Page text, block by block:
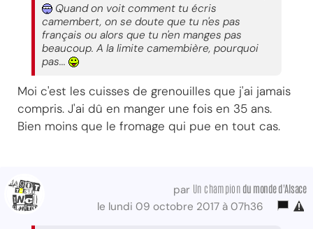
Quand on voit comment tu écris
camembert, on se doute que tu n'es pas
français ou alors que tu n'en manges pas
beaucoup. A la limite camembière, pourquoi
pas...
Moi c'est les cuisses de grenouilles que j'ai jamais
compris. J'ai dû en manger une fois en 35 ans.
Bien moins que le fromage qui pue en tout cas.
par Un champion du monde d'Alsace
le lundi 09 octobre 2017 à 07h36